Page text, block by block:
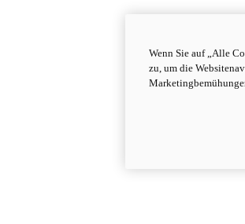
Wenn Sie auf „Alle
zu, um die